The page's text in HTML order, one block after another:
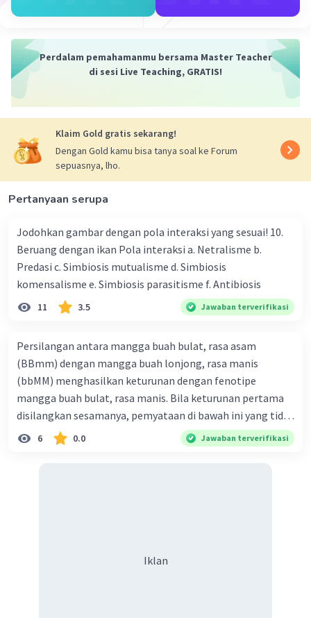
tanaman tersebut adalah pepaya jantan, kurangnya
penyerbukan, atau kondisi lingkungan dan perawatan
Iklan
Nanda R Community Level 89
17 Desember 2023 05:51
Tanaman pepaya jantan artinya bahwa bunga
yang dihasilkan oleh tanaman tersebut hanya
mempunyai organ kelamin jantan atau benang
berbuah karena tidak mempunyai putik atau
organ kelamin betinanya.
Beri Rating ·0.0(0) Balas
Perdalam pemahamanmu bersama Master Teacher
di sesi Live Teaching, GRATIS!
Klaim Gold gratis sekarang!
Dengan Gold kamu bisa tanya soal ke Forum
sepuasnya, lho.
Pertanyaan serupa
Jodohkan gambar dengan pola interaksi yang sesuai! 10.
Beruang dengan ikan Pola interaksi a. Netralisme b.
Predasi c. Simbiosis mutualisme d. Simbiosis
komensalisme e. Simbiosis parasitisme f. Antibiosis
11 3.5 Jawaban terverifikasi
Persilangan antara mangga buah bulat, rasa asam
(BBmm) dengan mangga buah lonjong, rasa manis
(bbMM) menghasilkan keturunan dengan fenotipe
mangga buah bulat, rasa manis. Bila keturunan pertama
disilangkan sesamanya, pemyataan di bawah ini yang tidak
benar mengenai keturunan yang dihasilkan dari
6 0.0 Jawaban terverifikasi
Iklan